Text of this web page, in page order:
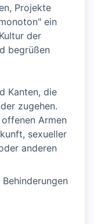
Projekte
ein
der
begrüßen
Kanten, die
zugehen.
Armen
sexueller
anderen